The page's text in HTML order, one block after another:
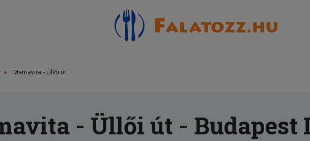
Mamavita - Üllői út
- Üllői út - Budapest